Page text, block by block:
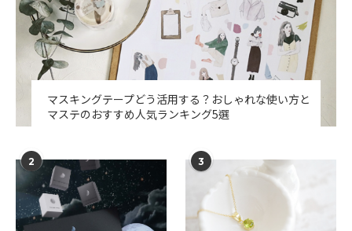
マスキングテープどう活用する？おしゃれな使い方と
マステのおすすめ人気ランキング5選
2 3